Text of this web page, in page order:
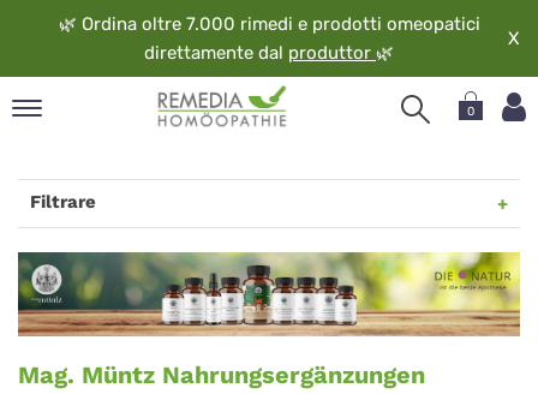
🌿 Ordina oltre 7.000 rimedi e prodotti omeopatici
direttamente dal produttor 🌿
X
0
Filtrare
Mag.
Müntz
Nahrungsergänzungen
Mag. Müntz Nahrungsergänzungen